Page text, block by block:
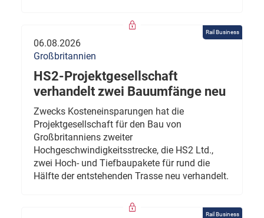
Rail Business
06.08.2026
Großbritannien
HS2-Projektgesellschaft
verhandelt zwei Bauumfänge neu
Zwecks Kosteneinsparungen hat die
Projektgesellschaft für den Bau von
Großbritanniens zweiter
Hochgeschwindigkeitsstrecke, die HS2 Ltd.,
zwei Hoch- und Tiefbaupakete für rund die
Hälfte der entstehenden Trasse neu verhandelt.
Rail Business